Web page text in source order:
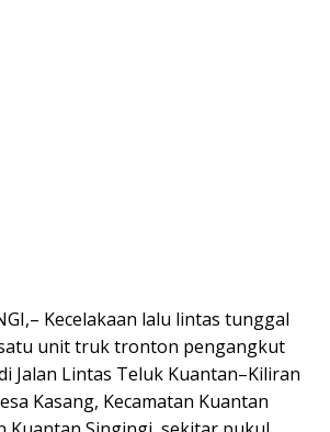
Kecelakaan lalu lintas tunggal
unit truk tronton pengangkut
Jalan Lintas Teluk Kuantan–Kiliran
Kasang, Kecamatan Kuantan